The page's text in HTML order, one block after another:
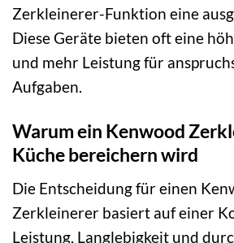
Zerkleinerer-Funktion eine
Diese Geräte bieten oft eine
und mehr Leistung für
Aufgaben.
Warum ein Kenwood
Küche bereichern wird
Die Entscheidung für einen
Zerkleinerer basiert auf einer
Leistung, Langlebigkeit und